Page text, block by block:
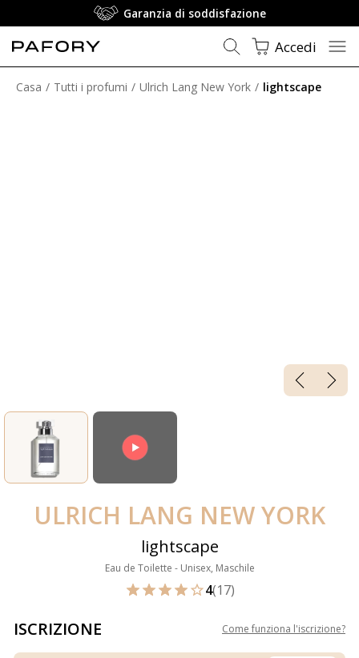
Garanzia di soddisfazione
Accedi
Casa Tutti i profumi Ulrich Lang New York lightscape
ULRICH LANG NEW YORK
lightscape
Eau de Toilette - Unisex, Maschile
4(17)
ISCRIZIONE Come funziona l'iscrizione?